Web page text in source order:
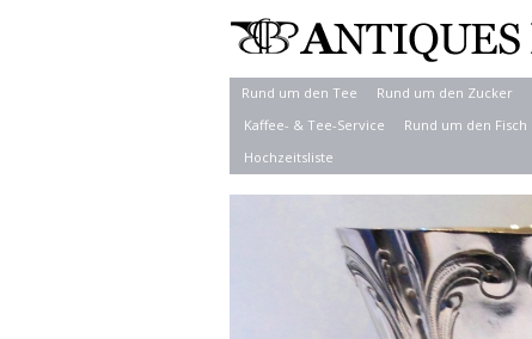
Rund um den Tee Rund um den Zucker
Kaffee- & Tee-Service
Rund um den Fisch
Hochzeitsliste